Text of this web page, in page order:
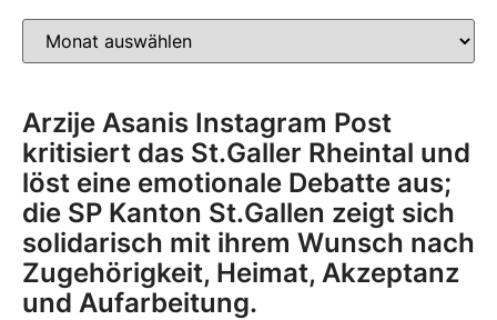
Arzije Asanis Instagram Post
kritisiert das St.Galler Rheintal und
löst eine emotionale Debatte aus;
die SP Kanton St.Gallen zeigt sich
solidarisch mit ihrem Wunsch nach
Zugehörigkeit, Heimat, Akzeptanz
und Aufarbeitung.